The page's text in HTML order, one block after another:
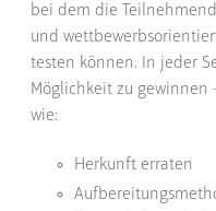
bei dem die
und
testen können. In jeder
Möglichkeit zu gewinnen
wie:
Herkunft erraten